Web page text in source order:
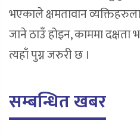
भएकाले क्षमतावान
जाने ठाउँ होइन, काममा
त्यहाँ पुग्न जरुरी छ ।
सम्बन्धित खबर